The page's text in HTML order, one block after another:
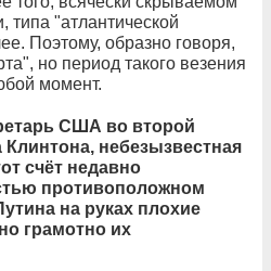
"атлантической
Поэтому, образно говоря,
но период такого везения
момент.
США во второй
небезызвестная
счёт недавно
противоположном
на руках плохие
грамотно их